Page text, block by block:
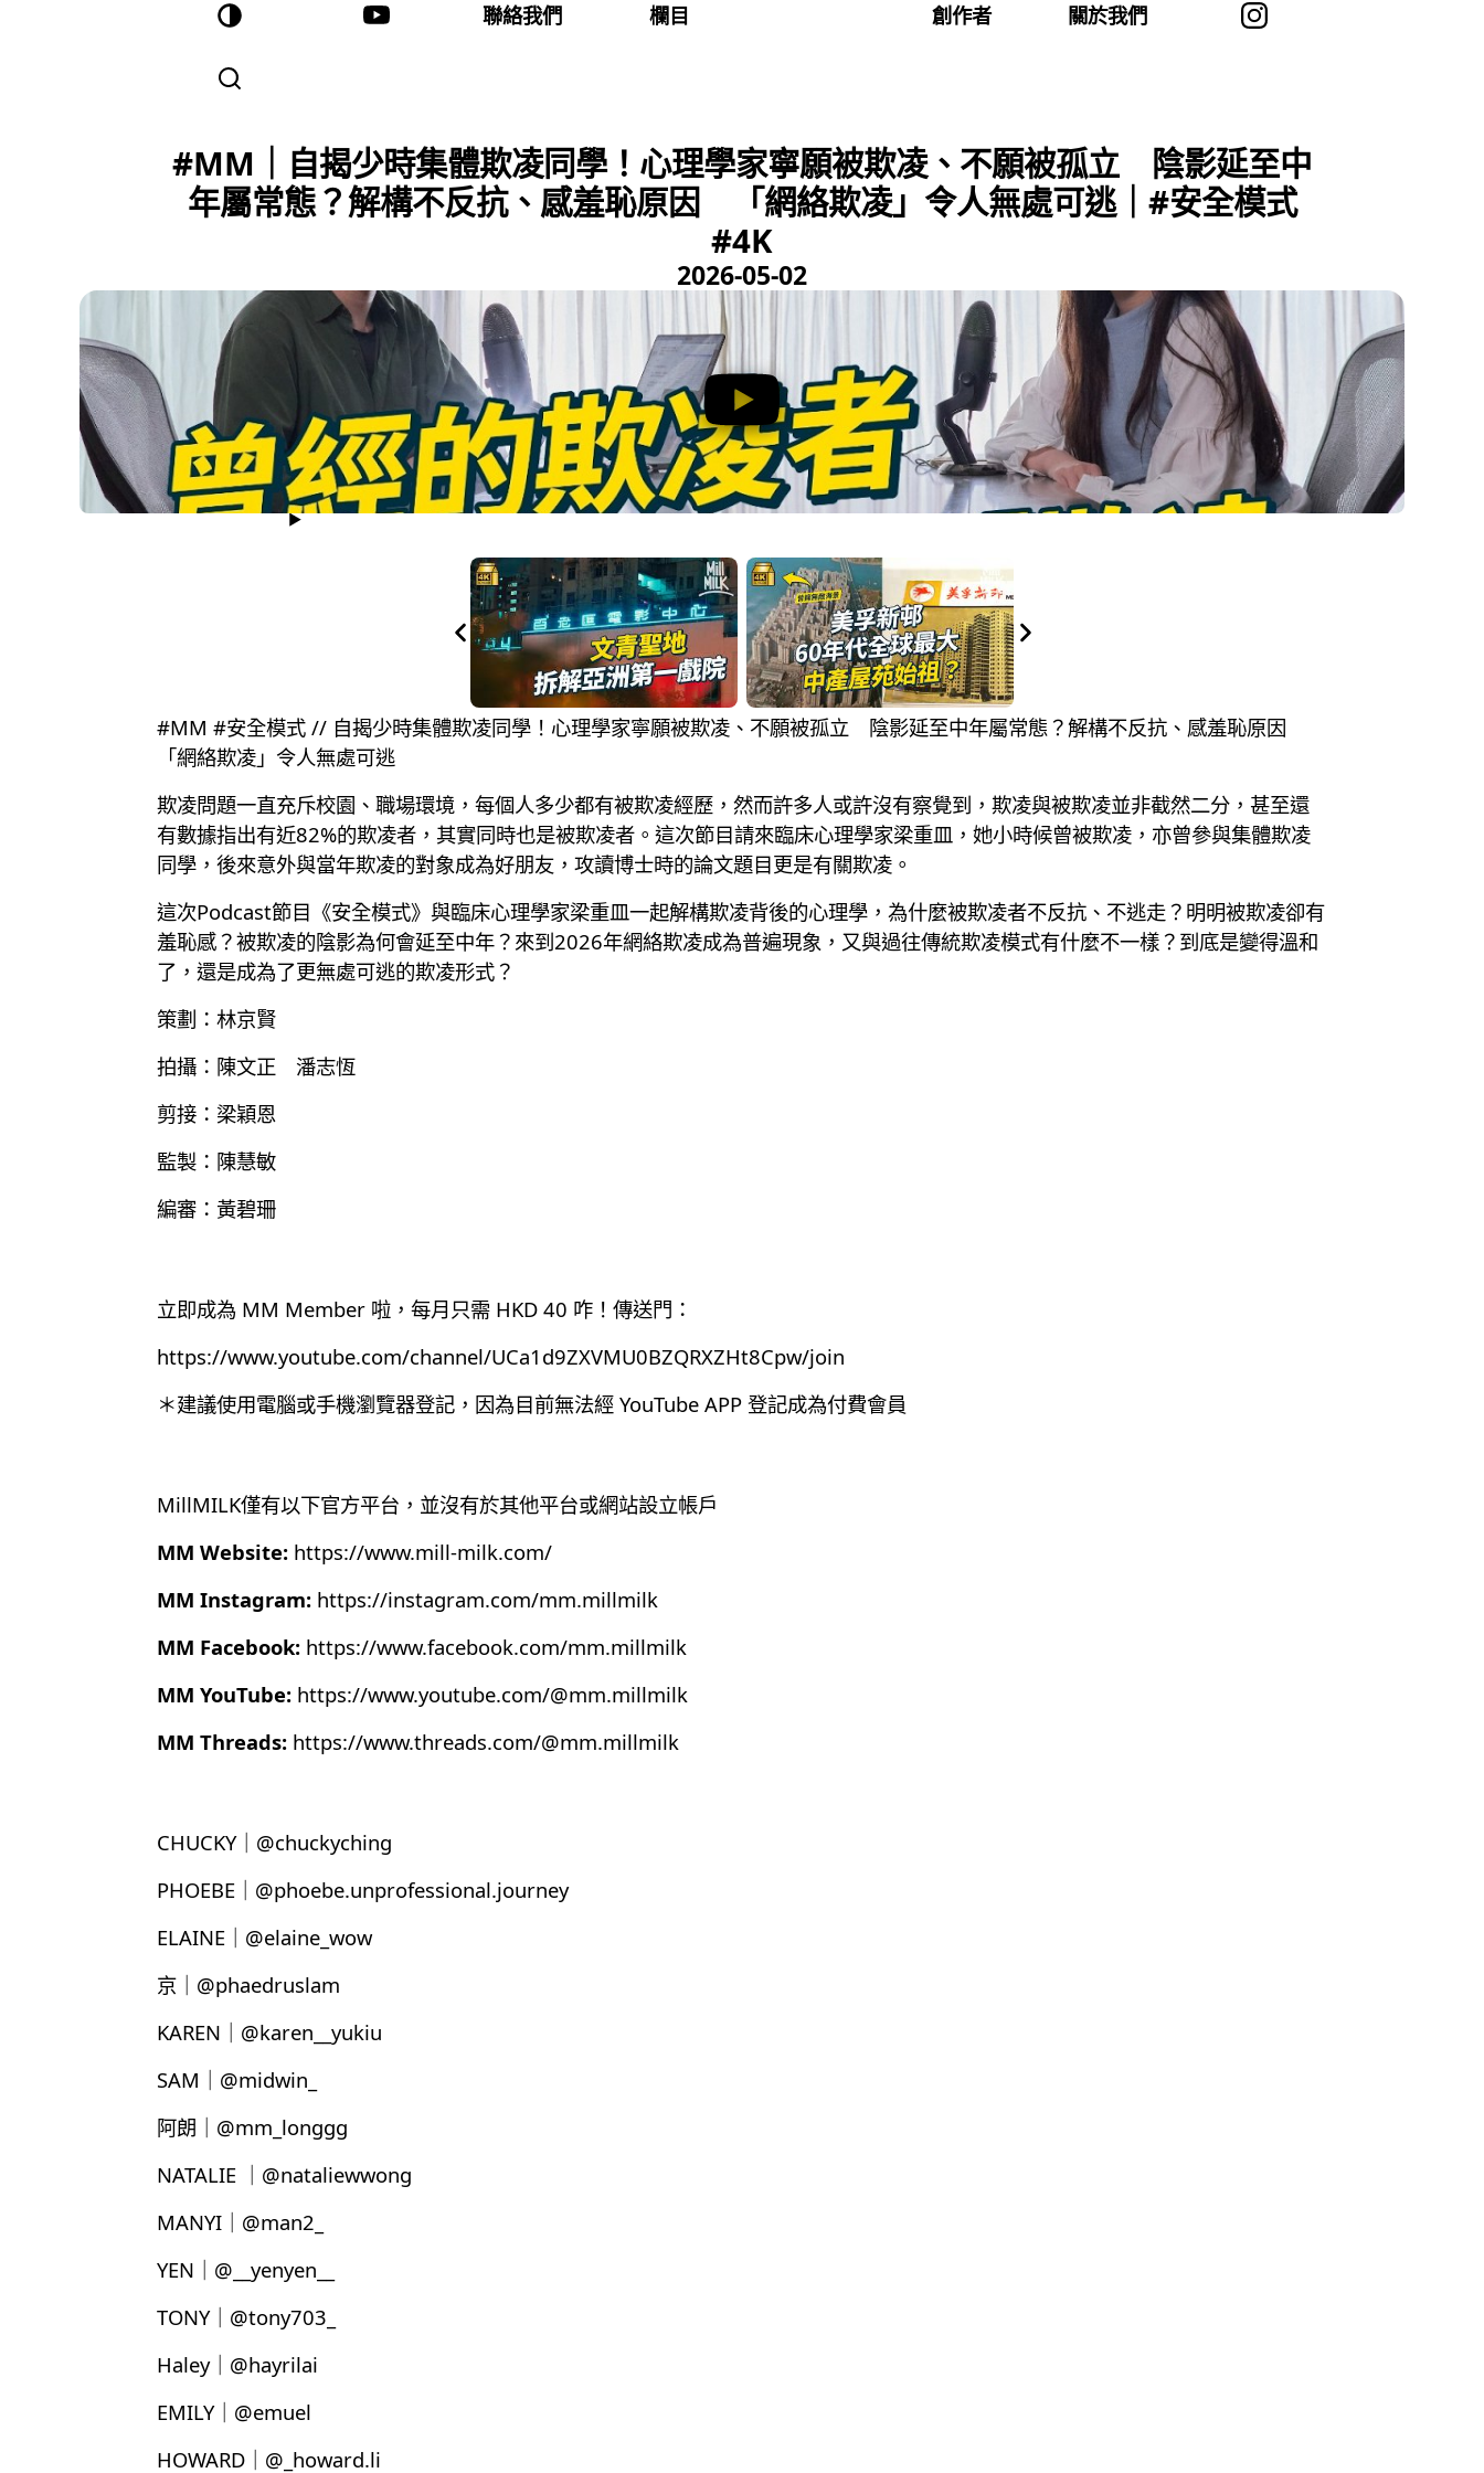
聯絡我們 欄目 創作者 關於我們
#MM｜自揭少時集體欺凌同學！心理學家寧願被欺凌、不願被孤立 陰影延至中
年屬常態？解構不反抗、感羞恥原因 「網絡欺凌」令人無處可逃｜#安全模式
#4K
2026-05-02
#MM #安全模式 // 自揭少時集體欺凌同學！心理學家寧願被欺凌、不願被孤立 陰影延至中年屬常態？解構不反抗、感羞恥原因
「網絡欺凌」令人無處可逃
欺凌問題一直充斥校園、職場環境，每個人多少都有被欺凌經歷，然而許多人或許沒有察覺到，欺凌與被欺凌並非截然二分，甚至還
有數據指出有近82%的欺凌者，其實同時也是被欺凌者。這次節目請來臨床心理學家梁重皿，她小時候曾被欺凌，亦曾參與集體欺凌
同學，後來意外與當年欺凌的對象成為好朋友，攻讀博士時的論文題目更是有關欺凌。
這次Podcast節目《安全模式》與臨床心理學家梁重皿一起解構欺凌背後的心理學，為什麼被欺凌者不反抗、不逃走？明明被欺凌卻有
羞恥感？被欺凌的陰影為何會延至中年？來到2026年網絡欺凌成為普遍現象，又與過往傳統欺凌模式有什麼不一樣？到底是變得溫和
了，還是成為了更無處可逃的欺凌形式？
策劃：林京賢
拍攝：陳文正 潘志恆
剪接：梁穎恩
監製：陳慧敏
編審：黃碧珊
立即成為 MM Member 啦，每月只需 HKD 40 咋！傳送門：
https://www.youtube.com/channel/UCa1d9ZXVMU0BZQRXZHt8Cpw/join
＊建議使用電腦或手機瀏覽器登記，因為目前無法經 YouTube APP 登記成為付費會員
MillMILK僅有以下官方平台，並沒有於其他平台或網站設立帳戶
MM Website: https://www.mill-milk.com/
MM Instagram: https://instagram.com/mm.millmilk
MM Facebook: https://www.facebook.com/mm.millmilk
MM YouTube: https://www.youtube.com/@mm.millmilk
MM Threads: https://www.threads.com/@mm.millmilk
CHUCKY｜@chuckyching
PHOEBE｜@phoebe.unprofessional.journey
ELAINE｜@elaine_wow
京｜@phaedruslam
KAREN｜@karen__yukiu
SAM｜@midwin_
阿朗｜@mm_longgg
NATALIE ｜@nataliewwong
MANYI｜@man2_
YEN｜@__yenyen__
TONY｜@tony703_
Haley｜@hayrilai
EMILY｜@emuel
HOWARD｜@_howard.li